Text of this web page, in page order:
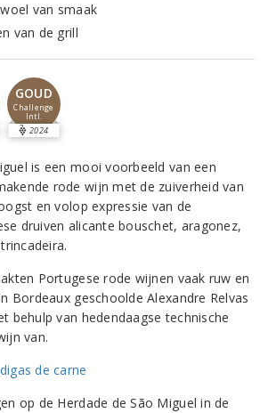
van smaak
van de grill
GOUD
Challenge
Intl.
2024
is een mooi voorbeeld van een
rode wijn met de zuiverheid van
en volop expressie van de
druiven alicante bouschet, aragonez,
Portugese rode wijnen vaak ruw en
Bordeaux geschoolde Alexandre Relvas
behulp van hedendaagse technische
van.
op de Herdade de São Miguel in de